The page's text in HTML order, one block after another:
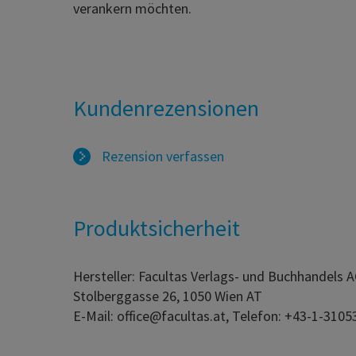
verankern möchten.
Kundenrezensionen
Rezension verfassen
Produktsicherheit
Hersteller: Facultas Verlags- und Buchhandels
Stolberggasse 26, 1050 Wien AT
E-Mail: office@facultas.at, Telefon: +43-1-